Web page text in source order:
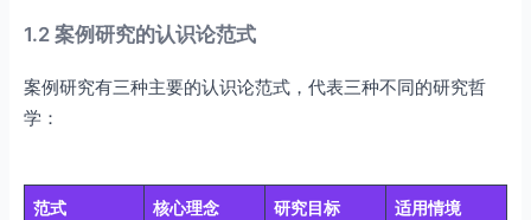
1.2 案例研究的认识论范式
案例研究有三种主要的认识论范式，代表三种不同的研究哲
学：
范式 核心理念 研究目标 适用情境